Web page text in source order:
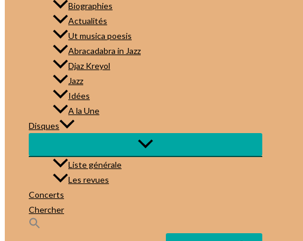
Biographies
Actualités
Ut musica poesis
Abracadabra in Jazz
Djaz Kreyol
Jazz
Idées
A la Une
Disques
Liste générale
Les revues
Concerts
Chercher